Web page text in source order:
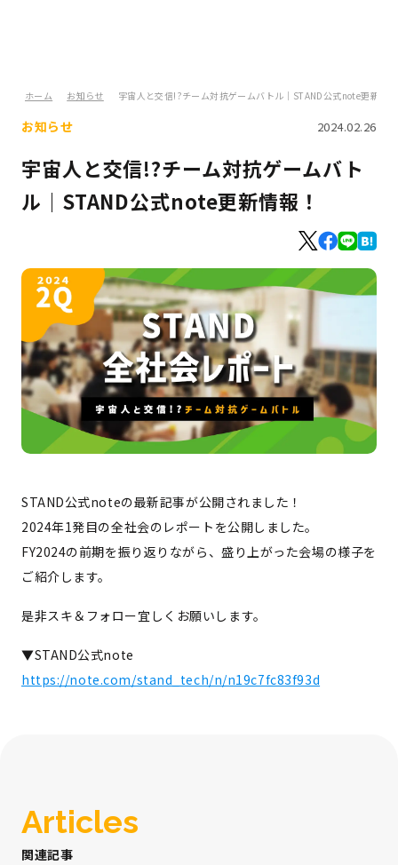
ホーム お知らせ 宇宙人と交信!?チーム対抗ゲームバトル｜STAND公式note更新情
お知らせ 2024.02.26
宇宙人と交信!?チーム対抗ゲームバト
ル｜STAND公式note更新情報！
STAND公式noteの最新記事が公開されました！
2024年1発目の全社会のレポートを公開しました。
FY2024の前期を振り返りながら、盛り上がった会場の様子を
ご紹介します。
是非スキ＆フォロー宜しくお願いします。
▼STAND公式note
https://note.com/stand_tech/n/n19c7fc83f93d
Articles
関連記事